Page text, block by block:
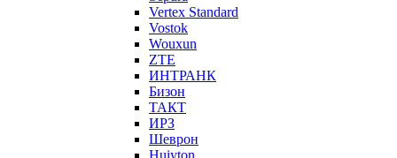
Vertex Standard
Vostok
Wouxun
ZTE
ИНТРАНК
Бизон
ТАКТ
ИРЗ
Шеврон
Huiyton